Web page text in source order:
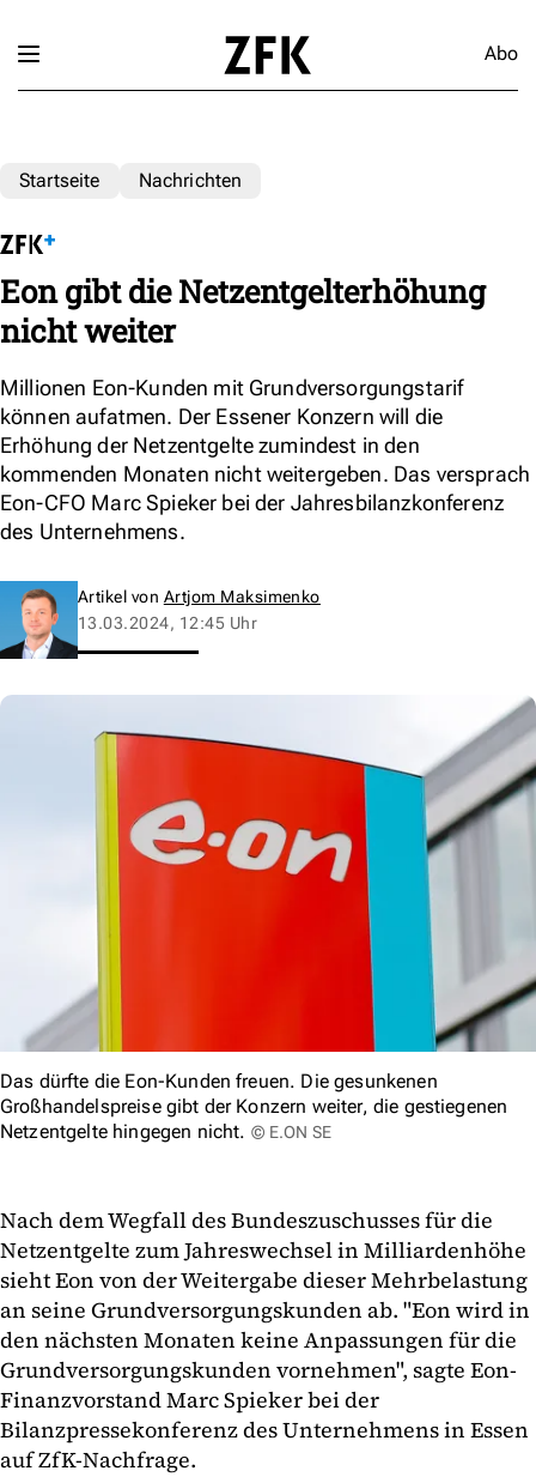
Abo
Startseite Nachrichten
Eon gibt die Netzentgelterhöhung
nicht weiter
Millionen Eon-Kunden mit Grundversorgungstarif
können aufatmen. Der Essener Konzern will die
Erhöhung der Netzentgelte zumindest in den
kommenden Monaten nicht weitergeben. Das versprach
Eon-CFO Marc Spieker bei der Jahresbilanzkonferenz
des Unternehmens.
Artikel von Artjom Maksimenko
13.03.2024, 12:45 Uhr
Das dürfte die Eon-Kunden freuen. Die gesunkenen
Großhandelspreise gibt der Konzern weiter, die gestiegenen
Netzentgelte hingegen nicht. © E.ON SE
Nach dem Wegfall des Bundeszuschusses für die
Netzentgelte zum Jahreswechsel in Milliardenhöhe
sieht Eon von der Weitergabe dieser Mehrbelastung
an seine Grundversorgungskunden ab. "Eon wird in
den nächsten Monaten keine Anpassungen für die
Grundversorgungskunden vornehmen", sagte Eon-
Finanzvorstand Marc Spieker bei der
Bilanzpressekonferenz des Unternehmens in Essen
auf ZfK-Nachfrage.